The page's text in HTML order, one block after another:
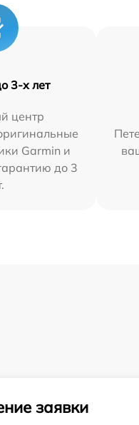
3-х лет
центр
Garmin и
до 3
заявки